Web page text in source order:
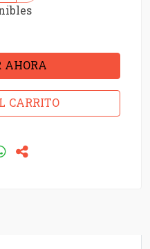
AHORA
CARRITO